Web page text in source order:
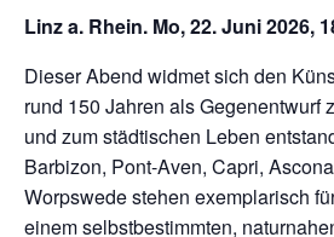
Linz a. Rhein. Mo, 22. Juni 2026,
Dieser Abend widmet sich den
rund 150 Jahren als Gegenentwurf
und zum städtischen Leben
Barbizon, Pont-Aven, Capri,
Worpswede stehen exemplarisch
einem selbstbestimmten,